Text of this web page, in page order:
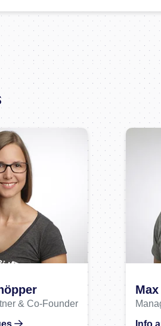
& Co-Founder